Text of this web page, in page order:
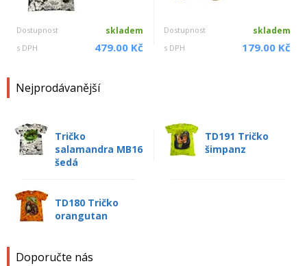
Dostupnost skladem
s DPH 479.00 Kč
Dostupnost skladem
s DPH 179.00 Kč
Nejprodávanější
Tričko
salamandra MB16
šedá
TD191 Tričko
šimpanz
TD180 Tričko
orangutan
Doporučte nás